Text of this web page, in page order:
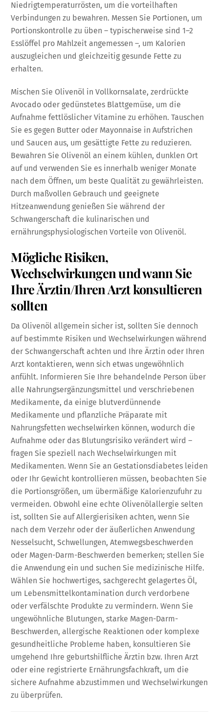
Niedrigtemperaturrösten, um die vorteilhaften
Verbindungen zu bewahren. Messen Sie Portionen, um
Portionskontrolle zu üben – typischerweise sind 1–2
Esslöffel pro Mahlzeit angemessen –, um Kalorien
auszugleichen und gleichzeitig gesunde Fette zu
erhalten.
Mischen Sie Olivenöl in Vollkornsalate, zerdrückte
Avocado oder gedünstetes Blattgemüse, um die
Aufnahme fettlöslicher Vitamine zu erhöhen. Tauschen
Sie es gegen Butter oder Mayonnaise in Aufstrichen
und Saucen aus, um gesättigte Fette zu reduzieren.
Bewahren Sie Olivenöl an einem kühlen, dunklen Ort
auf und verwenden Sie es innerhalb weniger Monate
nach dem Öffnen, um beste Qualität zu gewährleisten.
Durch maßvollen Gebrauch und geeignete
Hitzeanwendung genießen Sie während der
Schwangerschaft die kulinarischen und
ernährungsphysiologischen Vorteile von Olivenöl.
Mögliche Risiken,
Wechselwirkungen und wann Sie
Ihre Ärztin/Ihren Arzt konsultieren
sollten
Da Olivenöl allgemein sicher ist, sollten Sie dennoch
auf bestimmte Risiken und Wechselwirkungen während
der Schwangerschaft achten und Ihre Ärztin oder Ihren
Arzt kontaktieren, wenn sich etwas ungewöhnlich
anfühlt. Informieren Sie Ihre behandelnde Person über
alle Nahrungsergänzungsmittel und verschriebenen
Medikamente, da einige blutverdünnende
Medikamente und pflanzliche Präparate mit
Nahrungsfetten wechselwirken können, wodurch die
Aufnahme oder das Blutungsrisiko verändert wird –
fragen Sie speziell nach Wechselwirkungen mit
Medikamenten. Wenn Sie an Gestationsdiabetes leiden
oder Ihr Gewicht kontrollieren müssen, beobachten Sie
die Portionsgrößen, um übermäßige Kalorienzufuhr zu
vermeiden. Obwohl eine echte Olivenölallergie selten
ist, sollten Sie auf Allergierisiken achten, wenn Sie
nach dem Verzehr oder der äußerlichen Anwendung
Nesselsucht, Schwellungen, Atemwegsbeschwerden
oder Magen-Darm-Beschwerden bemerken; stellen Sie
die Anwendung ein und suchen Sie medizinische Hilfe.
Wählen Sie hochwertiges, sachgerecht gelagertes Öl,
um Lebensmittelkontamination durch verdorbene
oder verfälschte Produkte zu vermindern. Wenn Sie
ungewöhnliche Blutungen, starke Magen-Darm-
Beschwerden, allergische Reaktionen oder komplexe
gesundheitliche Probleme haben, konsultieren Sie
umgehend Ihre geburtshilfliche Ärztin bzw. Ihren Arzt
oder eine registrierte Ernährungsfachkraft, um die
sichere Aufnahme abzustimmen und Wechselwirkungen
zu überprüfen.